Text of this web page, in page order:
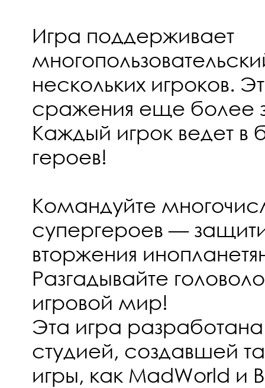
Игра поддерживает
нескольких игроков.
сражения еще более
Каждый игрок ведет
героев!
Командуйте
супергероев —
вторжения
Разгадывайте
игровой мир!
Эта игра
студией, создавшей
игры, как MadWorld и